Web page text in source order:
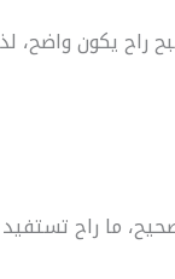
راح يكون واضح،
ما راح